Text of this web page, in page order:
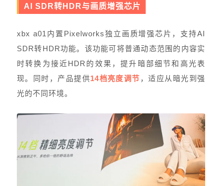
AI SDR转HDR与画质增强芯片
xbx a01内置Pixelworks独立画质增强芯片，支持AI
SDR转HDR功能。该功能可将普通动态范围的内容实
时转换为接近HDR的效果，提升暗部细节和高光表
现。同时，产品提供14档亮度调节 ，适应从暗光到强
光的不同环境。